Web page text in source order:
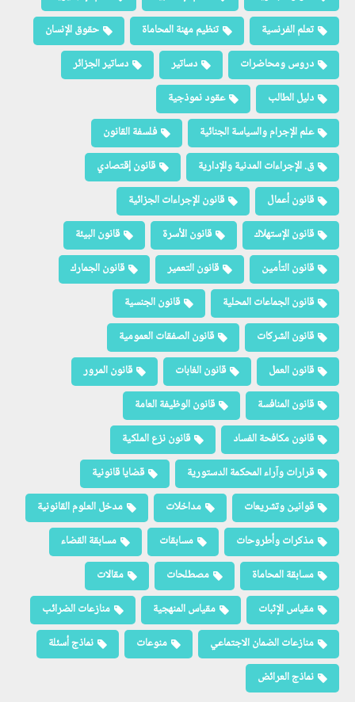
تعلم الفرنسية
تنظيم مهنة المحاماة
حقوق الإنسان
دروس ومحاضرات
دساتير
دساتير الجزائر
دليل الطالب
عقود نموذجية
علم الإجرام والسياسة الجنائية
فلسفة القانون
ق. الإجراءات المدنية والإدارية
قانون إقتصادي
قانون أعمال
قانون الإجراءات الجزائية
قانون الإستهلاك
قانون الأسرة
قانون البيئة
قانون التأمين
قانون التعمير
قانون الجمارك
قانون الجماعات المحلية
قانون الجنسية
قانون الشركات
قانون الصفقات العمومية
قانون العمل
قانون الغابات
قانون المرور
قانون المنافسة
قانون الوظيفة العامة
قانون مكافحة الفساد
قانون نزع الملكية
قرارات وآراء المحكمة الدستورية
قضايا قانونية
قوانين وتشريعات
مداخلات
مدخل العلوم القانونية
مذكرات وأطروحات
مسابقات
مسابقة القضاء
مسابقة المحاماة
مصطلحات
مقالات
مقياس الإثبات
مقياس المنهجية
منازعات الضرائب
منازعات الضمان الاجتماعي
منوعات
نماذج أسئلة
نماذج العرائض